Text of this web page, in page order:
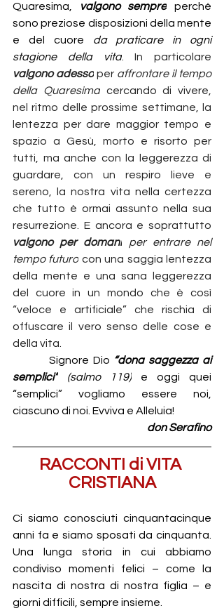
Quaresima,
valgono sempre perché
sono preziose disposizioni della mente
e del cuore da praticare in ogni
stagione della vita.
valgono adesso per affrontare il tempo
della Quaresima cercando di vivere,
nel ritmo delle prossime settimane, la
lentezza per dare maggior tempo e
spazio a Gesù, morto e risorto per
tutti, ma anche con la leggerezza di
guardare, con un respiro lieve e
sereno, la nostra vita nella certezza
che tutto è ormai assunto nella sua
resurrezione.
valgono per domani
per entrare nel
tempo futuro con una saggia lentezza
della mente e una sana leggerezza
del cuore in un mondo che è così
“veloce e artificiale” che rischia di
offuscare il vero senso delle cose e
della vita.
Signore Dio “dona saggezza ai
semplici”
(salmo 119) e oggi quei
“semplici” vogliamo essere noi,
ciascuno di noi. Evviva e Alleluia!
don Serafino
RACCONTI di VITA
CRISTIANA
Ci siamo conosciuti cinquantacinque
anni fa e siamo sposati da cinquanta.
Una lunga storia in cui abbiamo
condiviso momenti felici – come la
nascita di nostra di nostra figlia – e
giorni difficili, sempre insieme.